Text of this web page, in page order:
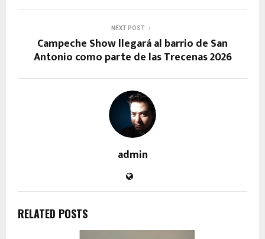
NEXT POST
Campeche Show llegará al barrio de San
Antonio como parte de las Trecenas 2026
admin
RELATED POSTS